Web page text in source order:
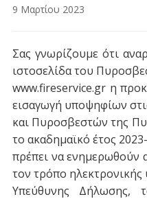
9 Μαρτίου 2023
Σας γνωρίζουμε ότι
ιστοσελίδα του
www.fireservice.gr η
εισαγωγή υποψηφίων
και Πυροσβεστών της
το ακαδημαϊκό έτος
πρέπει να ενημερωθούν
τον τρόπο
Υπεύθυνης Δήλωσης,